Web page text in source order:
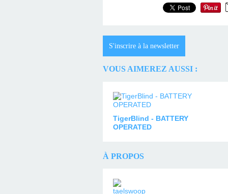
S'inscrire à la newsletter
VOUS AIMEREZ AUSSI :
TigerBlind - BATTERY
OPERATED
À PROPOS